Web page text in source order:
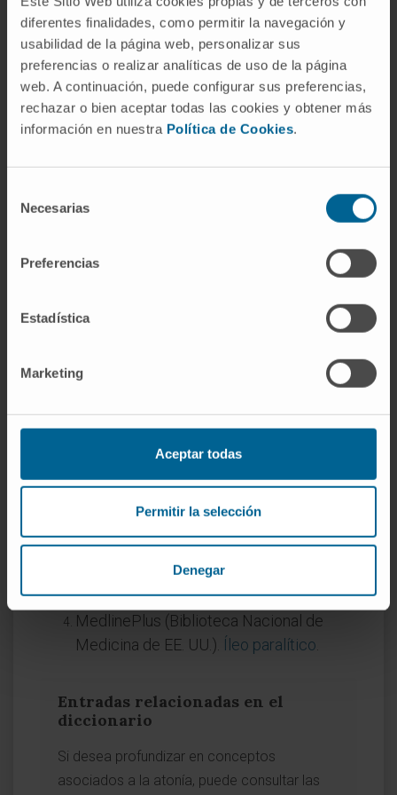
diferentes finalidades, como permitir la navegación y
usabilidad de la página web, personalizar sus
preferencias o realizar analíticas de uso de la página
web. A continuación, puede configurar sus preferencias,
rechazar o bien aceptar todas las cookies y obtener más
información en nuestra Política de Cookies.
Necesarias
Preferencias
Estadística
Marketing
Aceptar todas
Permitir la selección
Denegar
No exactamente. La parálisis implica pérdida
de la capacidad de movimiento voluntario, que
puede cursar con atonía (parálisis fláccida) o
con aumento del tono (parálisis espástica). La
atonía describe solo la ausencia de tono,
¿La atonía del sueño REM es
protección: si no se produjera esa inhibición
de las motoneuronas durante el sueño REM, la
lesionarse o de lesionar a quien duerma a su
Referencias
MedlinePlus (Biblioteca Nacional de
Hipotonía
profesionales).Trastornos convulsivos.
Real Academia Española.
Diccionario de la lengua española.
MedlinePlus (Biblioteca Nacional de
Medicina de EE. UU.). Íleo paralítico
Entradas relacionadas en el
diccionario
Si desea profundizar en conceptos
asociados a la atonía, puede consultar las